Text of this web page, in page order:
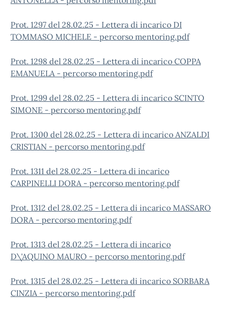
Prot. 1297 del 28.02.25 - Lettera di incarico DI
TOMMASO MICHELE - percorso mentoring.pdf
Prot. 1298 del 28.02.25 - Lettera di incarico COPPA
EMANUELA - percorso mentoring.pdf
Prot. 1299 del 28.02.25 - Lettera di incarico SCINTO
SIMONE - percorso mentoring.pdf
Prot. 1300 del 28.02.25 - Lettera di incarico ANZALDI
CRISTIAN - percorso mentoring.pdf
Prot. 1311 del 28.02.25 - Lettera di incarico
CARPINELLI DORA - percorso mentoring.pdf
Prot. 1312 del 28.02.25 - Lettera di incarico MASSARO
DORA - percorso mentoring.pdf
Prot. 1313 del 28.02.25 - Lettera di incarico
D\'AQUINO MAURO - percorso mentoring.pdf
Prot. 1315 del 28.02.25 - Lettera di incarico SORBARA
CINZIA - percorso mentoring.pdf